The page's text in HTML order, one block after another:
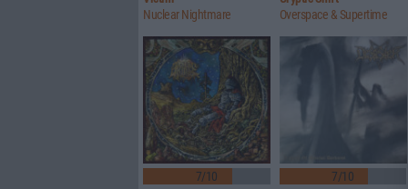
Nuclear Nightmare
Overspace & Supertime
7/10 7/10